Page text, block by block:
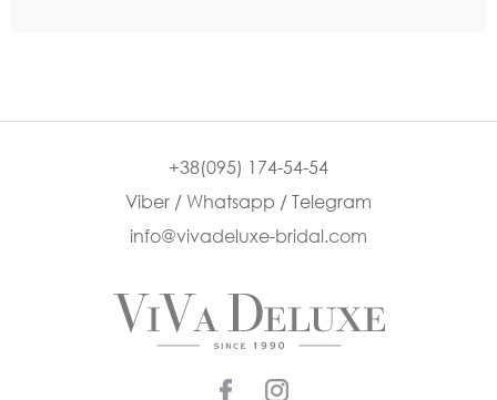
+38(095) 174-54-54
Viber / Whatsapp / Telegram
info@vivadeluxe-bridal.com